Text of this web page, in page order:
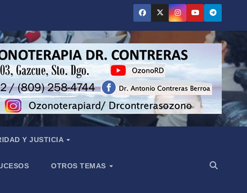
Y JUSTICIA
OTROS TEMAS